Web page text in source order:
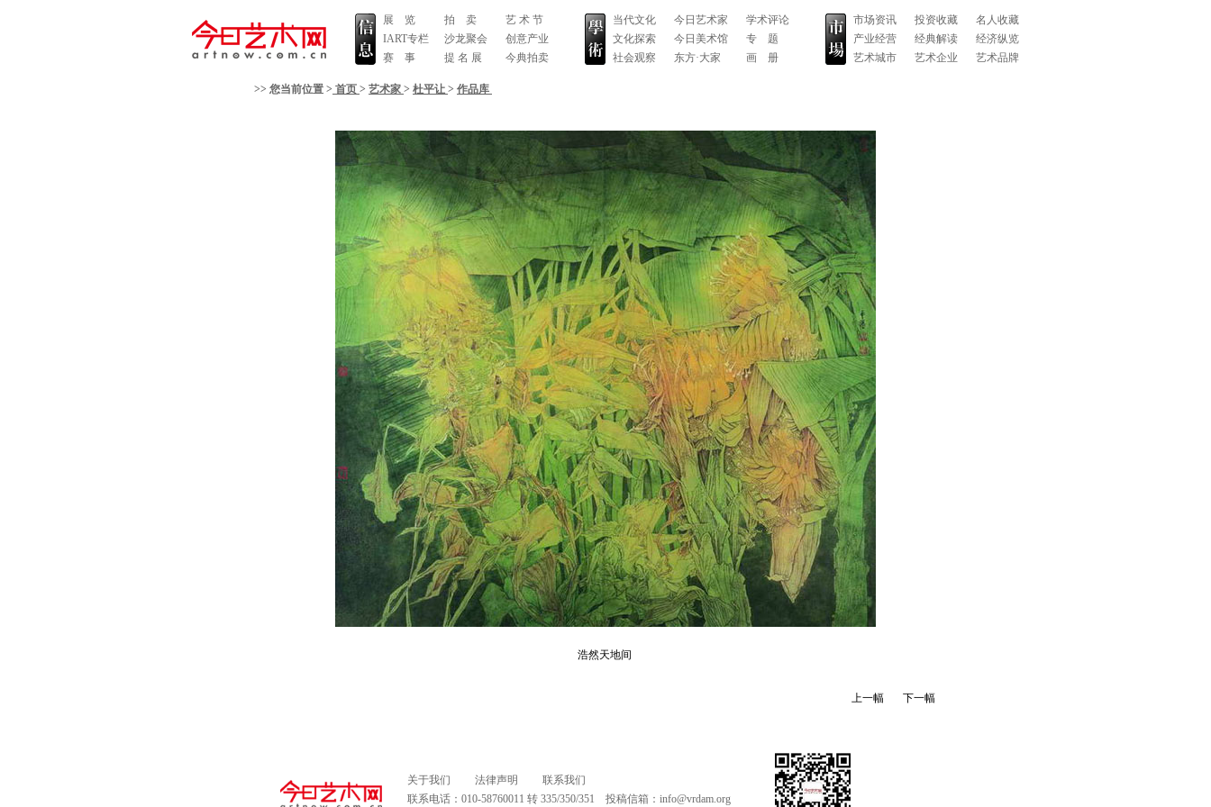
展 览
IART专栏
赛 事
拍 卖
沙龙聚会
提 名 展
艺 术 节
创意产业
今典拍卖
当代文化
文化探索
社会观察
今日艺术家
今日美术馆
东方·大家
学术评论
专 题
画 册
市场资讯
产业经营
艺术城市
投资收藏
经典解读
艺术企业
名人收藏
经济纵览
艺术品牌
>> 您当前位置 > 首页 > 艺术家 > 杜平让 > 作品库
浩然天地间
上一幅 下一幅
关于我们 法律声明
联系我们
联系电话：010-58760011 转 335/350/351 投稿信箱： info@vrdam.org